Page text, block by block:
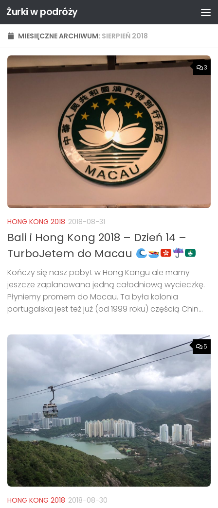
Przejdź do treści
Żurki w podróży
MIESIĘCZNE ARCHIWUM: SIERPIEŃ 2018
3
HONG KONG 2018 2018-08-31
Bali i Hong Kong 2018 – Dzień 14 –
TurboJetem do Macau
Kończy się nasz pobyt w Hong Kongu ale mamy
jeszcze zaplanowana jedną całodniową wycieczkę.
Płyniemy promem do Macau. Ta była kolonia
portugalska jest też już (od 1999 roku) częścią Chin...
5
HONG KONG 2018 2018-08-30